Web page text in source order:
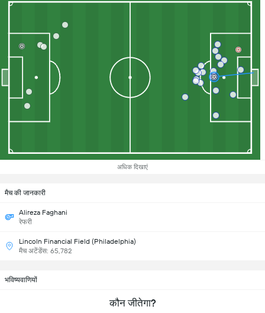
अधिक दिखाएं
मैच की जानकारी
Alireza Faghani
रेफरी
Lincoln Financial Field (Philadelphia)
मैच अटेंडेंस: 65,782
भविष्यवाणियों
कौन जीतेगा?